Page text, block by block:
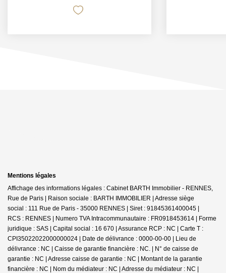
Mentions légales
Affichage des informations légales : Cabinet BARTH Immobilier - RENNES,
Rue de Paris | Raison sociale : BARTH IMMOBILIER | Adresse siège
social : 111 Rue de Paris - 35000 RENNES | Siret : 91845361400045 |
RCS : RENNES | Numero TVA Intracommunautaire : FR0918453614 | Forme
juridique : SAS | Capital social : 16 670 | Assurance RCP : NC | Carte T :
CPI35022022000000024 | Date de délivrance : 0000-00-00 | Lieu de
délivrance : NC | Caisse de garantie financière : NC. | N° de caisse de
garantie : NC | Adresse caisse de garantie : NC | Montant de la garantie
financière : NC | Nom du médiateur : NC | Adresse du médiateur : NC |